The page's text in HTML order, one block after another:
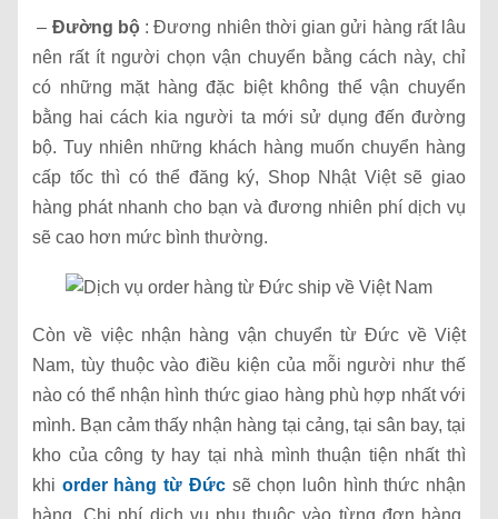
– Đường bộ : Đương nhiên thời gian gửi hàng rất lâu
nên rất ít người chọn vận chuyển bằng cách này, chỉ
có những mặt hàng đặc biệt không thể vận chuyển
bằng hai cách kia người ta mới sử dụng đến đường
bộ. Tuy nhiên những khách hàng muốn chuyển hàng
cấp tốc thì có thể đăng ký, Shop Nhật Việt sẽ giao
hàng phát nhanh cho bạn và đương nhiên phí dịch vụ
sẽ cao hơn mức bình thường.
Còn về việc nhận hàng vận chuyển từ Đức về Việt
Nam, tùy thuộc vào điều kiện của mỗi người như thế
nào có thể nhận hình thức giao hàng phù hợp nhất với
mình. Bạn cảm thấy nhận hàng tại cảng, tại sân bay, tại
kho của công ty hay tại nhà mình thuận tiện nhất thì
khi order hàng từ Đứcsẽ chọn luôn hình thức nhận
hàng. Chi phí dịch vụ phụ thuộc vào từng đơn hàng,